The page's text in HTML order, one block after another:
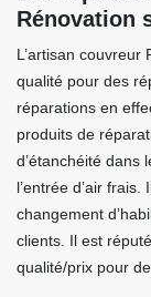
Rénovation
L’artisan
qualité pour des
réparations en
produits de
d’étanchéité dans
l’entrée d’air
changement
clients. Il est
qualité/prix pour